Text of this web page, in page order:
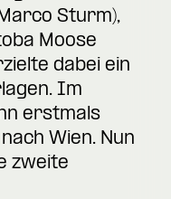
Sturm),
Moose
dabei ein
Im
erstmals
Wien. Nun
zweite